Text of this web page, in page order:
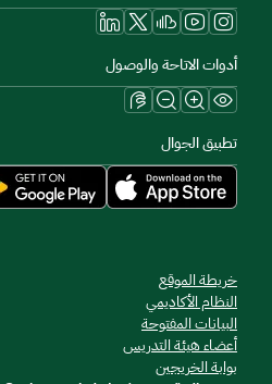
أدوات الاتاحة والوصول
تطبيق الجوال
خريطة الموقع
النظام الأكاديمي
البيانات المفتوحة
أعضاء هيئة التدريس
بوابة الخريجين